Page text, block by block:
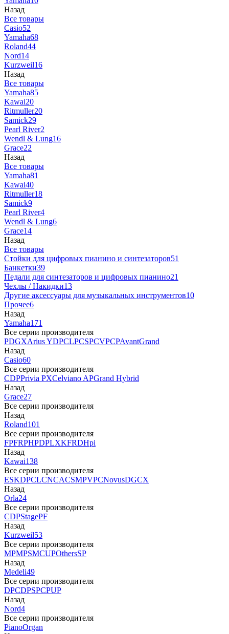
Назад
Все товары
Casio52
Yamaha68
Roland44
Nord14
Kurzweil16
Назад
Все товары
Yamaha85
Kawai20
Ritmuller20
Samick29
Pearl River2
Wendl & Lung16
Grace22
Назад
Все товары
Yamaha81
Kawai40
Ritmuller18
Samick9
Pearl River4
Wendl & Lung6
Grace14
Назад
Все товары
Стойки для цифровых пианино и синтезаторов51
Банкетки39
Педали для синтезаторов и цифровых пианино21
Чехлы / Накидки13
Другие аксессуары для музыкальных инструментов10
Прочее6
Назад
Yamaha171
Все серии производителя
PDGXArius YDPCLPCSPCVPCPAvantGrand
Назад
Casio60
Все серии производителя
CDPPrivia PXCelviano APGrand Hybrid
Назад
Grace27
Все серии производителя
Назад
Roland101
Все серии производителя
FPFRPHPDPLXKFRDHpi
Назад
Kawai138
Все серии производителя
ESKDPCLCNCACSMPVPCNovusDGCX
Назад
Orla24
Все серии производителя
CDPStagePF
Назад
Kurzweil53
Все серии производителя
MPMPSMCUPOthersSP
Назад
Medeli49
Все серии производителя
DPCDPSPCPUP
Назад
Nord4
Все серии производителя
PianoOrgan